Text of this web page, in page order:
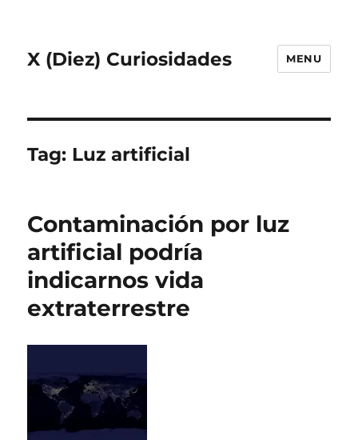
X (Diez) Curiosidades MENU
Tag: Luz artificial
Contaminación por luz
artificial podría
indicarnos vida
extraterrestre